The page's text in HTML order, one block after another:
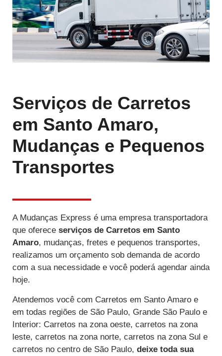
Serviços de Carretos
em Santo Amaro,
Mudanças e Pequenos
Transportes
A Mudanças Express é uma empresa transportadora
que oferece serviços de Carretos em Santo
Amaro, mudanças, fretes e pequenos transportes,
realizamos um orçamento sob demanda de acordo
com a sua necessidade e você poderá agendar ainda
hoje.
Atendemos você com Carretos em Santo Amaro e
em todas regiões de São Paulo, Grande São Paulo e
Interior: Carretos na zona oeste, carretos na zona
leste, carretos na zona norte, carretos na zona Sul e
carretos no centro de São Paulo, deixe toda sua